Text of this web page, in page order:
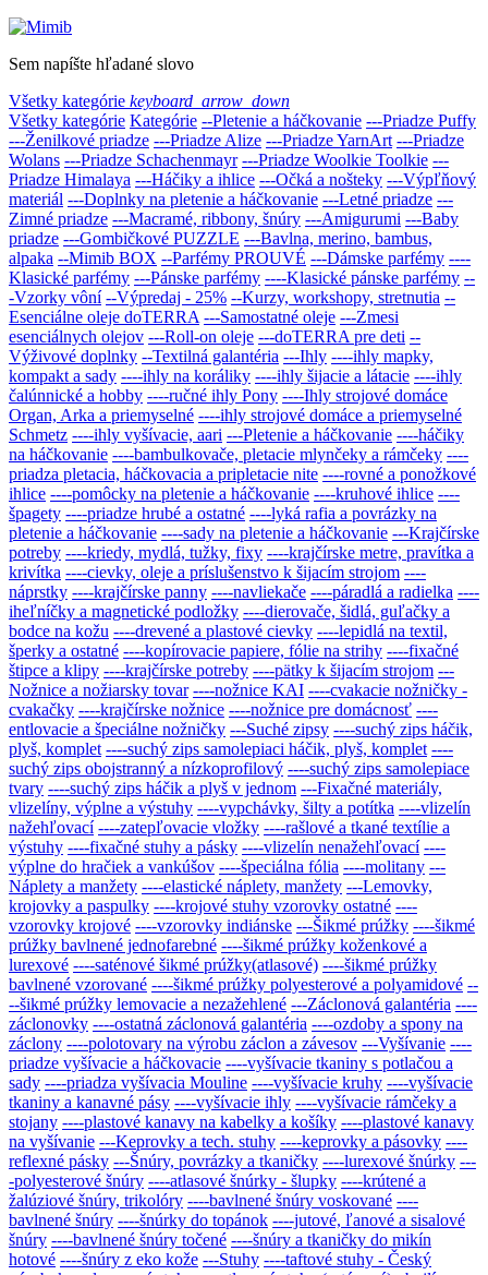
Sem napíšte hľadané slovo
Všetky kategórie keyboard_arrow_down
Všetky kategórie Kategórie --Pletenie a háčkovanie ---Priadze Puffy
---Ženilkové priadze ---Priadze Alize ---Priadze YarnArt ---Priadze
Wolans ---Priadze Schachenmayr ---Priadze Woolkie Toolkie ---
Priadze Himalaya ---Háčiky a ihlice ---Očká a nošteky ---Výpľňový
materiál ---Doplnky na pletenie a háčkovanie ---Letné priadze ---
Zimné priadze ---Macramé, ribbony, šnúry ---Amigurumi ---Baby
priadze ---Gombičkové PUZZLE ---Bavlna, merino, bambus,
alpaka --Mimib BOX --Parfémy PROUVÉ ---Dámske parfémy ----
Klasické parfémy ---Pánske parfémy ----Klasické pánske parfémy --
-Vzorky vôní --Výpredaj - 25% --Kurzy, workshopy, stretnutia --
Esenciálne oleje doTERRA ---Samostatné oleje ---Zmesi
esenciálnych olejov ---Roll-on oleje ---doTERRA pre deti --
Výživové doplnky --Textilná galantéria ---Ihly ----ihly mapky,
kompakt a sady ----ihly na koráliky ----ihly šijacie a látacie ----ihly
čalúnnické a hobby ----ručné ihly Pony ----Ihly strojové domáce
Organ, Arka a priemyselné ----ihly strojové domáce a priemyselné
Schmetz ----ihly vyšívacie, aari ---Pletenie a háčkovanie ----háčiky
na háčkovanie ----bambulkovače, pletacie mlynčeky a rámčeky ----
priadza pletacia, háčkovacia a pripletacie nite ----rovné a ponožkové
ihlice ----pomôcky na pletenie a háčkovanie ----kruhové ihlice ----
špagety ----priadze hrubé a ostatné ----lyká rafia a povrázky na
pletenie a háčkovanie ----sady na pletenie a háčkovanie ---Krajčírske
potreby ----kriedy, mydlá, tužky, fixy ----krajčírske metre, pravítka a
krivítka ----cievky, oleje a príslušenstvo k šijacím strojom ----
náprstky ----krajčírske panny ----navliekače ----páradlá a radielka ----
iheľníčky a magnetické podložky ----dierovače, šidlá, guľačky a
bodce na kožu ----drevené a plastové cievky ----lepidlá na textil,
šperky a ostatné ----kopírovacie papiere, fólie na strihy ----fixačné
štipce a klipy ----krajčírske potreby ----pätky k šijacím strojom ---
Nožnice a nožiarsky tovar ----nožnice KAI ----cvakacie nožničky -
cvakačky ----krajčírske nožnice ----nožnice pre domácnosť ----
entlovacie a špeciálne nožničky ---Suché zipsy ----suchý zips háčik,
plyš, komplet ----suchý zips samolepiaci háčik, plyš, komplet ----
suchý zips obojstranný a nízkoprofilový ----suchý zips samolepiace
tvary ----suchý zips háčik a plyš v jednom ---Fixačné materiály,
vlizelíny, výplne a výstuhy ----vypchávky, šilty a potítka ----vlizelín
nažehľovací ----zatepľovacie vložky ----rašlové a tkané textílie a
výstuhy ----fixačné stuhy a pásky ----vlizelín nenažehľovací ----
výplne do hračiek a vankúšov ----špeciálna fólia ----molitany ---
Náplety a manžety ----elastické náplety, manžety ---Lemovky,
krojovky a paspulky ----krojové stuhy vzorovky ostatné ----
vzorovky krojové ----vzorovky indiánske ---Šikmé prúžky ----šikmé
prúžky bavlnené jednofarebné ----šikmé prúžky koženkové a
lurexové ----saténové šikmé prúžky(atlasové) ----šikmé prúžky
bavlnené vzorované ----šikmé prúžky polyesterové a polyamidové --
--šikmé prúžky lemovacie a nezažehlené ---Záclonová galantéria ----
záclonovky ----ostatná záclonová galantéria ----ozdoby a spony na
záclony ----polotovary na výrobu záclon a závesov ---Vyšívanie ----
priadze vyšívacie a háčkovacie ----vyšívacie tkaniny s potlačou a
sady ----priadza vyšívacia Mouline ----vyšívacie kruhy ----vyšívacie
tkaniny a kanavné pásy ----vyšívacie ihly ----vyšívacie rámčeky a
stojany ----plastové kanavy na kabelky a košíky ----plastové kanavy
na vyšívanie ---Keprovky a tech. stuhy ----keprovky a pásovky ----
reflexné pásky ---Šnúry, povrázky a tkaničky ----lurexové šnúrky ---
-polyesterové šnúry ----atlasové šnúrky - šlupky ----krútené a
žalúziové šnúry, trikolóry ----bavlnené šnúry voskované ----
bavlnené šnúry ----šnúrky do topánok ----jutové, ľanové a sisalové
šnúry ----bavlnené šnúry točené ----šnúry a tkaničky do mikín
hotové ----šnúry z eko kože ---Stuhy ----taftové stuhy - Český